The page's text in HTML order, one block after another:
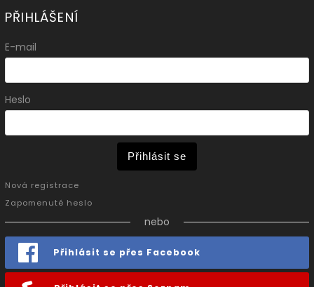
PŘIHLÁŠENÍ
E-mail
Heslo
Přihlásit se
Nová registrace
Zapomenuté heslo
nebo
Přihlásit se přes Facebook